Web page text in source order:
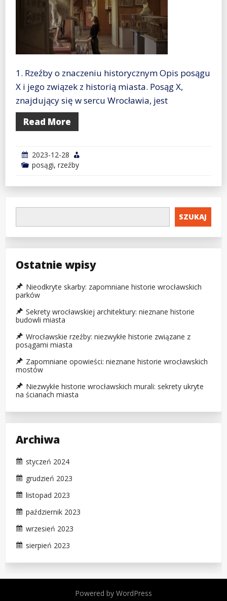
1. Rzeźby o znaczeniu historycznym Opis posągu
X i jego związek z historią miasta. Posąg X,
znajdujący się w sercu Wrocławia, jest
Read More
2023-12-28
posągi, rzeźby
SZUKAJ
Ostatnie wpisy
Nieodkryte skarby: zapomniane historie wrocławskich
parków
Sekrety wrocławskiej architektury: nieznane historie
budowli miasta
Wrocławskie rzeźby: niezwykłe historie związane z
posągami miasta
Zapomniane opowieści: nieznane historie wrocławskich
mostów
Niezwykłe historie wrocławskich murali: sekrety ukryte
na ścianach miasta
Archiwa
styczeń 2024
grudzień 2023
listopad 2023
październik 2023
wrzesień 2023
sierpień 2023
Powered by WordPress